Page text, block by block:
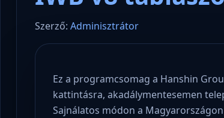
Szerző: Adminisztrátor
Ez a programcsomag a Hanshin
kattintásra, akadálymentesemen
Sajnálatos módon a